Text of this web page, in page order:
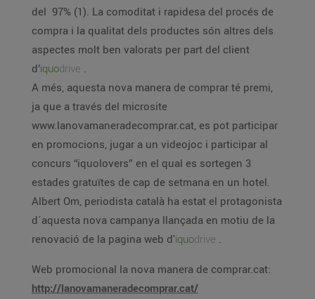
del 97% (1). La comoditat i rapidesa del procés de
compra i la qualitat dels productes són altres dels
aspectes molt ben valorats per part del client
d’iquodrive .
A més, aquesta nova manera de comprar té premi,
ja que a través del microsite
www.lanovamaneradecomprar.cat, es pot participar
en promocions, jugar a un videojoc i participar al
concurs “iquolovers” en el qual es sortegen 3
estades gratuïtes de cap de setmana en un hotel.
Albert Om, periodista català ha estat el protagonista
d´aquesta nova campanya llançada en motiu de la
renovació de la pagina web d'iquodrive .
Web promocional la nova manera de comprar.cat:
http://lanovamaneradecomprar.cat/